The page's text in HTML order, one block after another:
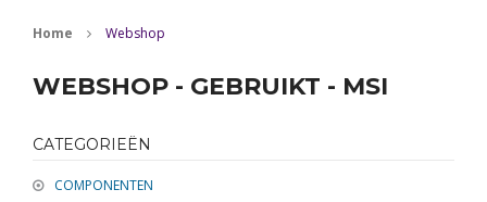
SOFTWARE
NETWERK
Home Webshop
WEBSHOP - GEBRUIKT - MSI
CATEGORIEËN
COMPONENTEN